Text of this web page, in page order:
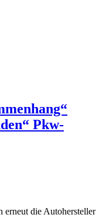
Pkw-
die Autohersteller